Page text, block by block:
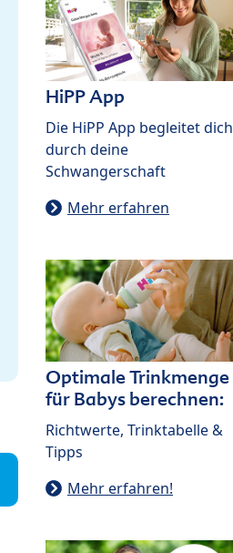
HiPP App
Die HiPP App begleitet dich
durch deine
Schwangerschaft
Mehr erfahren
Optimale Trinkmenge
für Babys berechnen:
Richtwerte, Trinktabelle &
Tipps
Mehr erfahren!